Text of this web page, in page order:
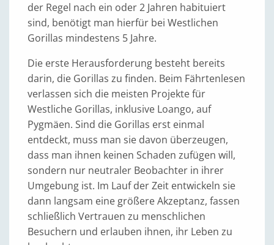
der Regel nach ein oder 2 Jahren habituiert
sind, benötigt man hierfür bei Westlichen
Gorillas mindestens 5 Jahre.
Die erste Herausforderung besteht bereits
darin, die Gorillas zu finden. Beim Fährtenlesen
verlassen sich die meisten Projekte für
Westliche Gorillas, inklusive Loango, auf
Pygmäen. Sind die Gorillas erst einmal
entdeckt, muss man sie davon überzeugen,
dass man ihnen keinen Schaden zufügen will,
sondern nur neutraler Beobachter in ihrer
Umgebung ist. Im Lauf der Zeit entwickeln sie
dann langsam eine größere Akzeptanz, fassen
schließlich Vertrauen zu menschlichen
Besuchern und erlauben ihnen, ihr Leben zu